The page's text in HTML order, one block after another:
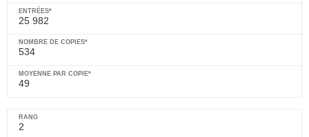
25 982
534
49
2